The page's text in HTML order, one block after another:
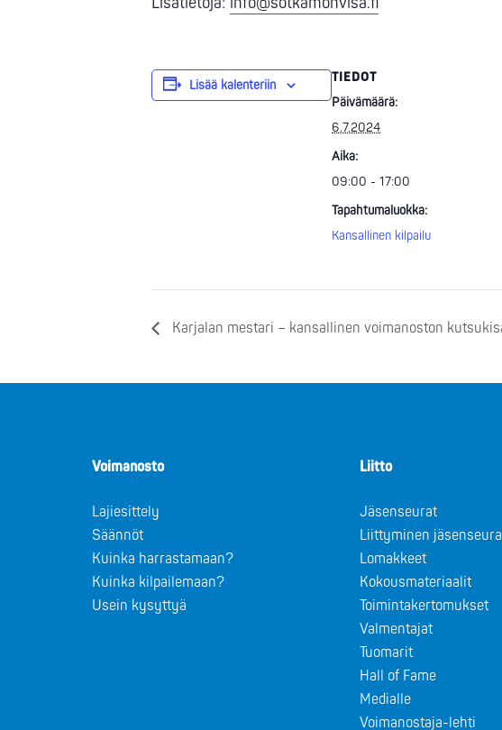
Lisää kalenteriin
TIEDOT
Päivämäärä:
6.7.2024
Aika:
09:00 - 17:00
Tapahtumaluokka:
Kansallinen kilpailu
Karjalan mestari – kansallinen voimanoston
Voimanosto
Lajiesittely
Säännöt
Kuinka harrastamaan?
Kuinka kilpailemaan?
Usein kysyttyä
Liitto
Jäsenseurat
Liittyminen
Lomakkeet
Kokousmateriaalit
Toimintakertomukset
Valmentajat
Tuomarit
Hall of Fame
Medialle
Voimanostaja-lehti